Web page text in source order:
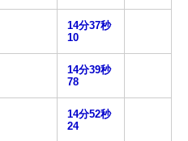
14分37秒
10
14分39秒
78
14分52秒
24